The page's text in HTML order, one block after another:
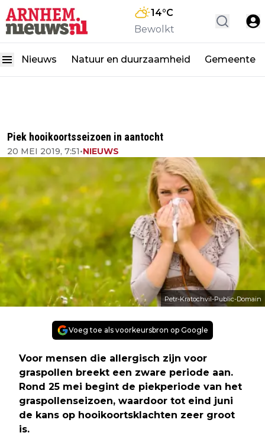
14°C
Bewolkt
Nieuws Natuur en duurzaamheid Gemeente
Piek hooikoortsseizoen in aantocht
20 MEI 2019, 7:51•NIEUWS
Petr-Kratochvil-Public-Domain
Voeg toe als voorkeursbron op Google
Voor mensen die allergisch zijn voor
graspollen breekt een zware periode aan.
Rond 25 mei begint de piekperiode van het
graspollenseizoen, waardoor tot eind juni
de kans op hooikoortsklachten zeer groot
is.